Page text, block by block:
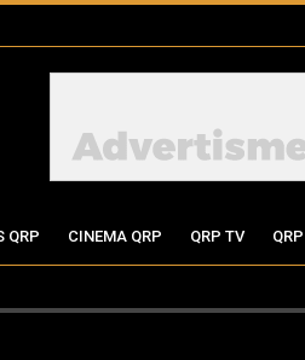
QRP CINEMA QRP QRP TV